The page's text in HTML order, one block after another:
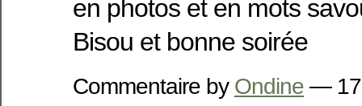
en photos et en mots
Bisou et bonne soirée
Commentaire by Ondine — 17